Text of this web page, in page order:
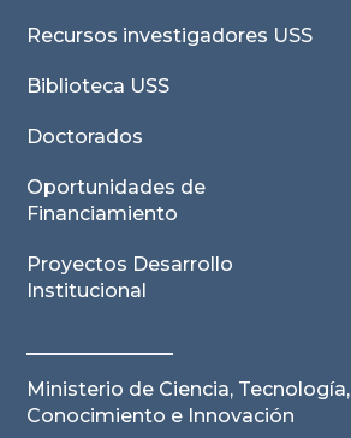
Recursos investigadores USS
Biblioteca USS
Doctorados
Oportunidades de
Financiamiento
Proyectos Desarrollo
Institucional
Ministerio de Ciencia, Tecnología,
Conocimiento e Innovación